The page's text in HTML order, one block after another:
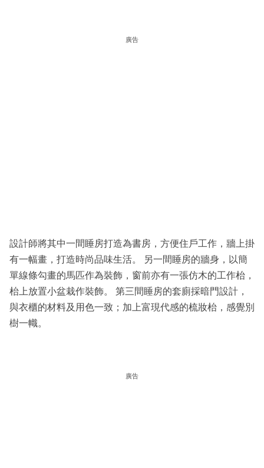
廣告
設計師將其中一間睡房打造為書房，方便住戶工作，牆上掛
有一幅畫，打造時尚品味生活。 另一間睡房的牆身，以簡
單線條勾畫的馬匹作為裝飾，窗前亦有一張仿木的工作枱，
枱上放置小盆栽作裝飾。 第三間睡房的套廁採暗門設計，
與衣櫃的材料及用色一致；加上富現代感的梳妝枱，感覺別
樹一幟。
廣告